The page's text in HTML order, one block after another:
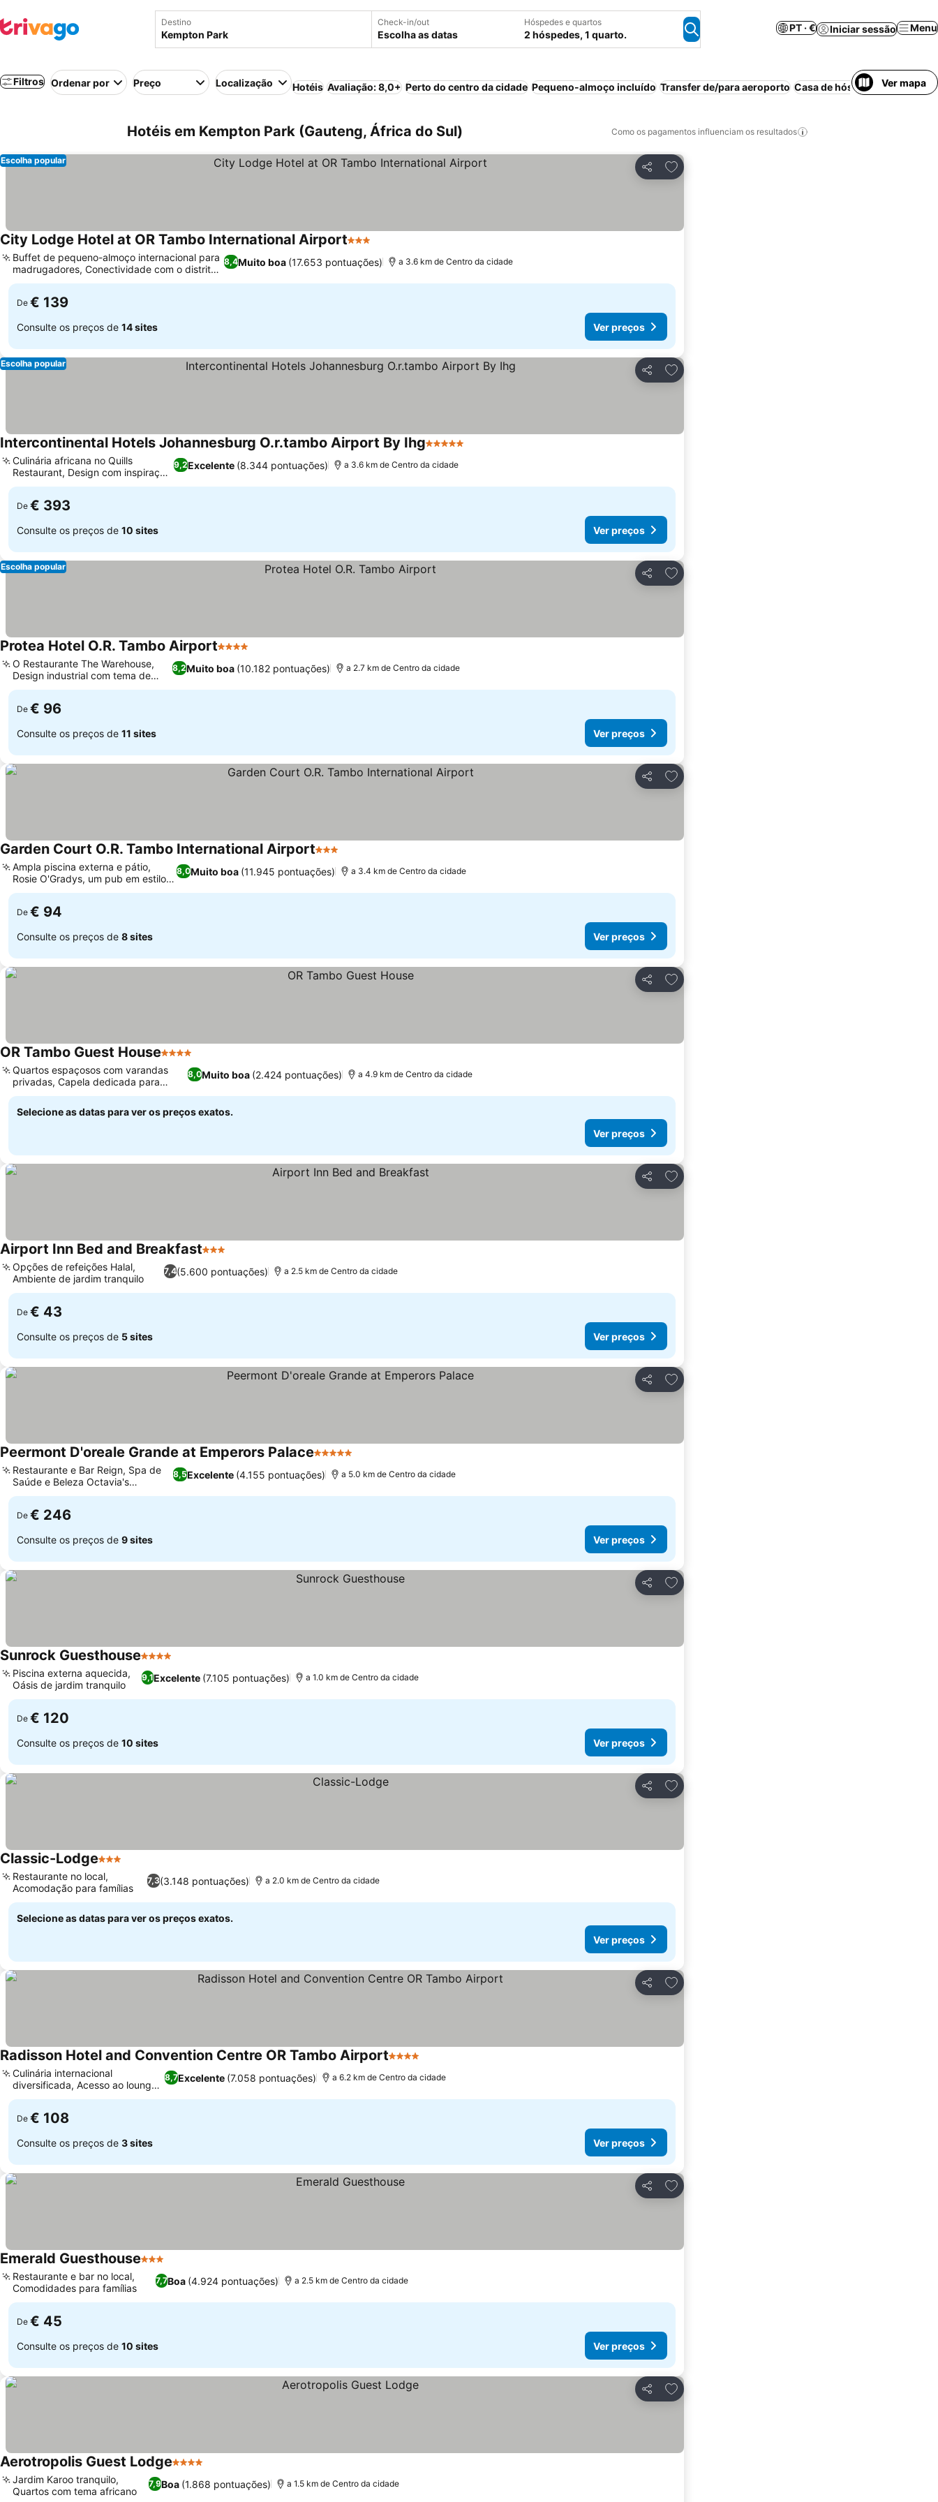
Destino Check-in/out
Escolha as datas
Hóspedes e quartos
2 hóspedes, 1 quarto.
PT · € Iniciar sessão Menu
Filtros Ordenar por Preço Localização Hotéis Avaliação: 8,0+ Perto do centro da cidade Pequeno-almoço incluído Transfer de/para aeroporto Casa de hóspedes Casa/
Ver mapa
Hotéis em Kempton Park (Gauteng, África do Sul) Como os pagamentos influenciam os resultados
Partilhar
Adicionar aos favoritos
Escolha popular
City Lodge Hotel at OR Tambo International Airport3 Estrelas
8,4Muito boa (17.653 pontuações)
Buffet de pequeno-almoço internacional para
madrugadores, Conectividade com o distrito
de Kempton Park
a 3.6 km de Centro da cidade
De € 139
Consulte os preços de 14 sites Ver preços
Partilhar
Adicionar aos favoritos
Escolha popular
Intercontinental Hotels Johannesburg O.r.tambo Airport By Ihg5 Estrelas
9,2Excelente (8.344 pontuações)
Culinária africana no Quills
Restaurant, Design com inspiração
africana
a 3.6 km de Centro da cidade
De € 393
Consulte os preços de 10 sites Ver preços
Partilhar
Adicionar aos favoritos
Escolha popular
Protea Hotel O.R. Tambo Airport4 Estrelas
8,2Muito boa (10.182 pontuações)
O Restaurante The Warehouse,
Design industrial com tema de
aviação
a 2.7 km de Centro da cidade
De € 96
Consulte os preços de 11 sites Ver preços
Partilhar
Adicionar aos favoritos
Garden Court O.R. Tambo International Airport3 Estrelas
8,0Muito boa (11.945 pontuações)
Ampla piscina externa e pátio,
Rosie O'Gradys, um pub em estilo
irlandês
a 3.4 km de Centro da cidade
De € 94
Consulte os preços de 8 sites Ver preços
Partilhar
Adicionar aos favoritos
OR Tambo Guest House4 Estrelas
8,0Muito boa (2.424 pontuações)
Quartos espaçosos com varandas
privadas, Capela dedicada para
casamentos
a 4.9 km de Centro da cidade
Selecione as datas para ver os preços exatos.
Ver preços
Partilhar
Adicionar aos favoritos
Airport Inn Bed and Breakfast3 Estrelas
7,4(5.600 pontuações)
Opções de refeições Halal,
Ambiente de jardim tranquilo
a 2.5 km de Centro da cidade
De € 43
Consulte os preços de 5 sites Ver preços
Partilhar
Adicionar aos favoritos
Peermont D'oreale Grande at Emperors Palace5 Estrelas
8,5Excelente (4.155 pontuações)
Restaurante e Bar Reign, Spa de
Saúde e Beleza Octavia's
Sensorium
a 5.0 km de Centro da cidade
De € 246
Consulte os preços de 9 sites Ver preços
Partilhar
Adicionar aos favoritos
Sunrock Guesthouse4 Estrelas
9,1Excelente (7.105 pontuações)
Piscina externa aquecida,
Oásis de jardim tranquilo
a 1.0 km de Centro da cidade
De € 120
Consulte os preços de 10 sites Ver preços
Partilhar
Adicionar aos favoritos
Classic-Lodge3 Estrelas
7,3(3.148 pontuações)
Restaurante no local,
Acomodação para famílias
a 2.0 km de Centro da cidade
Selecione as datas para ver os preços exatos.
Ver preços
Partilhar
Adicionar aos favoritos
Radisson Hotel and Convention Centre OR Tambo Airport4 Estrelas
8,7Excelente (7.058 pontuações)
Culinária internacional
diversificada, Acesso ao lounge
executivo
a 6.2 km de Centro da cidade
De € 108
Consulte os preços de 3 sites Ver preços
Partilhar
Adicionar aos favoritos
Emerald Guesthouse3 Estrelas
7,7Boa (4.924 pontuações)
Restaurante e bar no local,
Comodidades para famílias
a 2.5 km de Centro da cidade
De € 45
Consulte os preços de 10 sites Ver preços
Partilhar
Adicionar aos favoritos
Aerotropolis Guest Lodge4 Estrelas
7,9Boa (1.868 pontuações)
Jardim Karoo tranquilo,
Quartos com tema africano
a 1.5 km de Centro da cidade